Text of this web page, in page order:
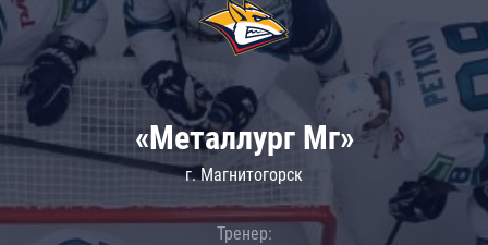
«Металлург Мг»
г. Магнитогорск
Тренер: